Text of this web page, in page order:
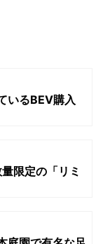
いるBEV購入
限定の「リミ